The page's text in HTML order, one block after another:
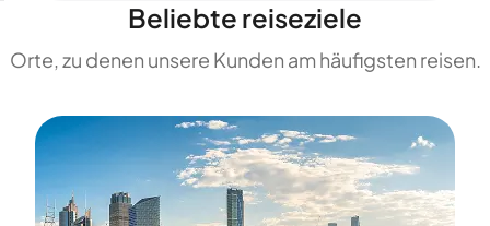
Beliebte reiseziele
Orte, zu denen unsere Kunden am häufigsten reisen.